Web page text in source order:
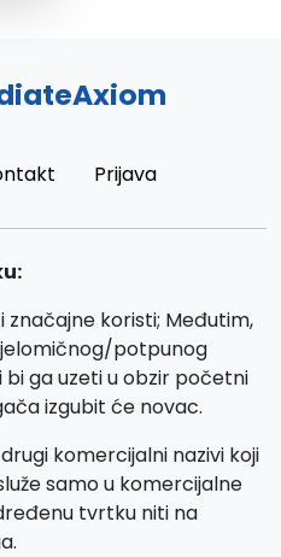
Prijava
koristi; Međutim,
potpunog
ga uzeti u obzir početni
izgubit će novac.
komercijalni nazivi koji
samo u komercijalne
tvrtku niti na